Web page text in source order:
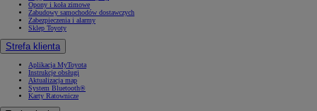
Opony i koła zimowe
Zabudowy samochodów dostawczych
Zabezpieczenia i alarmy
Sklep Toyoty
Strefa klienta
Aplikacja MyToyota
Instrukcje obsługi
Aktualizacja map
System Bluetooth®
Karty Ratownicze